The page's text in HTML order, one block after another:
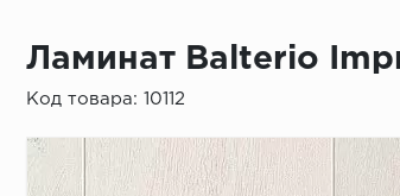
Ламинат Balterio
Код товара: 10112